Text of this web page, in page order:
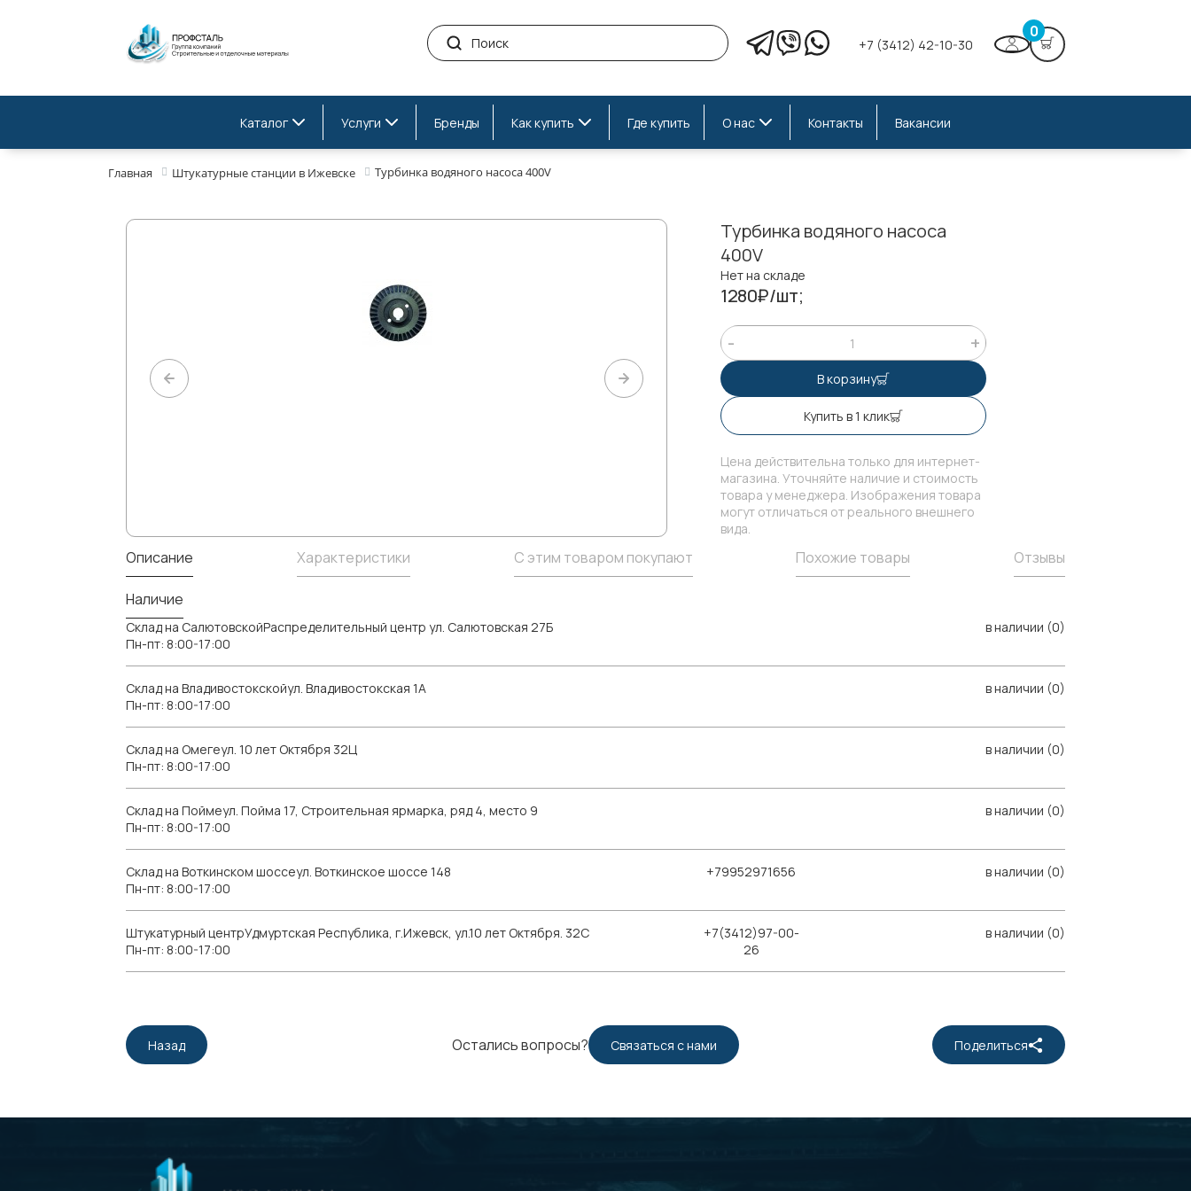
+7 (3412) 42-10-30
0
Каталог Услуги Бренды Как купить Где купить О нас Контакты Вакансии
Главная Штукатурные станции в Ижевске Турбинка водяного насоса 400V
Турбинка водяного насоса
400V
Нет на складе
1280₽/шт;
В корзину
Купить в 1 клик
Цена действительна только для интернет-
магазина. Уточняйте наличие и стоимость
товара у менеджера. Изображения товара
могут отличаться от реального внешнего
вида.
Описание Характеристики С этим товаром покупают Похожие товары Отзывы
Наличие
Склад на СалютовскойРаспределительный центр ул. Салютовская 27Б
Пн-пт: 8:00-17:00
в наличии (0)
Склад на Владивостокскойул. Владивостокская 1А
Пн-пт: 8:00-17:00
в наличии (0)
Склад на Омегеул. 10 лет Октября 32Ц
Пн-пт: 8:00-17:00
в наличии (0)
Склад на Поймеул. Пойма 17, Строительная ярмарка, ряд 4, место 9
Пн-пт: 8:00-17:00
в наличии (0)
Склад на Воткинском шоссеул. Воткинское шоссе 148
Пн-пт: 8:00-17:00
+79952971656 в наличии (0)
Штукатурный центрУдмуртская Республика, г.Ижевск, ул.10 лет Октября. 32С
Пн-пт: 8:00-17:00
+7(3412)97-00-
26
в наличии (0)
Остались вопросы? Связаться с нами
Назад Поделиться